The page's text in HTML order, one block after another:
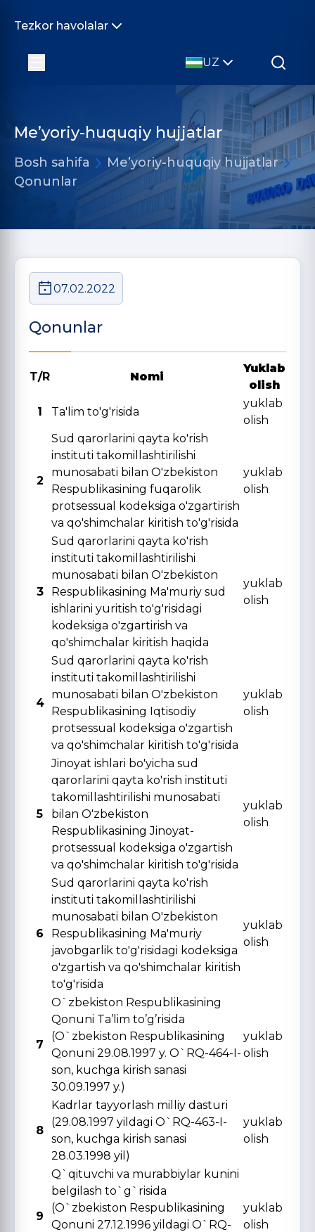
Tezkor havolalar
UZ
Me’yoriy-huquqiy hujjatlar
Bosh sahifa
Me’yoriy-huquqiy hujjatlar
Qonunlar
07.02.2022
Qonunlar
T/R Nomi
Yuklab
olish
1
Ta'lim to'g'risida
yuklab
olish
2
Sud qarorlarini qayta ko'rish
instituti takomillashtirilishi
munosabati bilan O'zbekiston
Respublikasining fuqarolik
protsessual kodeksiga o'zgartirish
va qo'shimchalar kiritish to'g'risida
yuklab
olish
3
Sud qarorlarini qayta ko'rish
instituti takomillashtirilishi
munosabati bilan O'zbekiston
Respublikasining Ma'muriy sud
ishlarini yuritish to'g'risidagi
kodeksiga o'zgartirish va
qo'shimchalar kiritish haqida
yuklab
olish
4
Sud qarorlarini qayta ko'rish
instituti takomillashtirilishi
munosabati bilan O'zbekiston
Respublikasining Iqtisodiy
protsessual kodeksiga o'zgartish
va qo'shimchalar kiritish to'g'risida
yuklab
olish
5
Jinoyat ishlari bo'yicha sud
qarorlarini qayta ko'rish instituti
takomillashtirilishi munosabati
bilan O'zbekiston
Respublikasining Jinoyat-
protsessual kodeksiga o'zgartish
va qo'shimchalar kiritish to'g'risida
yuklab
olish
6
Sud qarorlarini qayta ko'rish
instituti takomillashtirilishi
munosabati bilan O'zbekiston
Respublikasining Ma'muriy
javobgarlik to'g'risidagi kodeksiga
o'zgartish va qo'shimchalar kiritish
to'g'risida
yuklab
olish
7
O`zbekiston Respublikasining
Qonuni Ta’lim to’g’risida
(O`zbekiston Respublikasining
Qonuni 29.08.1997 y. O`RQ-464-I-
son, kuchga kirish sanasi
30.09.1997 y.)
yuklab
olish
8
Kadrlar tayyorlash milliy dasturi
(29.08.1997 yildagi O`RQ-463-I-
son, kuchga kirish sanasi
28.03.1998 yil)
yuklab
olish
9
Q`qituvchi va murabbiylar kunini
belgilash to`g`risida
(O`zbekiston Respublikasining
Qonuni 27.12.1996 yildagi O`RQ-
yuklab
olish